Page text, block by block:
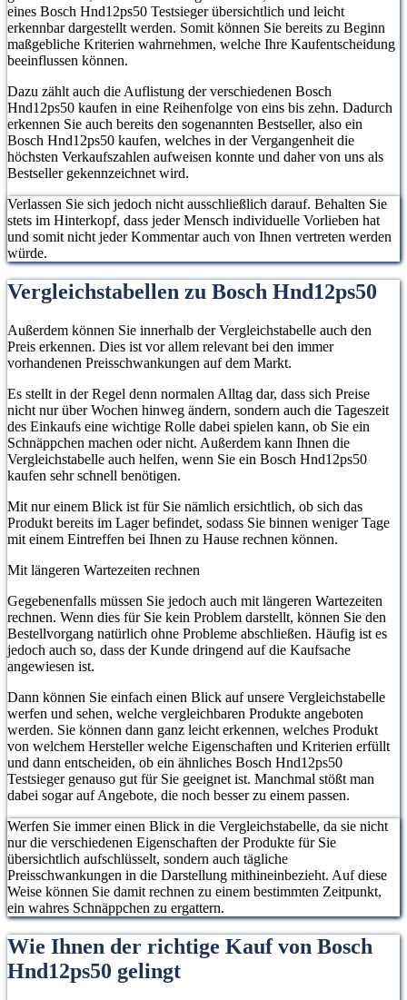
eines Bosch Hnd12ps50 Testsieger übersichtlich und leicht
erkennbar dargestellt werden. Somit können Sie bereits zu Beginn
maßgebliche Kriterien wahrnehmen, welche Ihre Kaufentscheidung
beeinflussen können.
Dazu zählt auch die Auflistung der verschiedenen Bosch
Hnd12ps50 kaufen in eine Reihenfolge von eins bis zehn. Dadurch
erkennen Sie auch bereits den sogenannten Bestseller, also ein
Bosch Hnd12ps50 kaufen, welches in der Vergangenheit die
höchsten Verkaufszahlen aufweisen konnte und daher von uns als
Bestseller gekennzeichnet wird.
Verlassen Sie sich jedoch nicht ausschließlich darauf. Behalten Sie
stets im Hinterkopf, dass jeder Mensch individuelle Vorlieben hat
und somit nicht jeder Kommentar auch von Ihnen vertreten werden
würde.
Vergleichstabellen zu Bosch Hnd12ps50
Außerdem können Sie innerhalb der Vergleichstabelle auch den
Preis erkennen. Dies ist vor allem relevant bei den immer
vorhandenen Preisschwankungen auf dem Markt.
Es stellt in der Regel denn normalen Alltag dar, dass sich Preise
nicht nur über Wochen hinweg ändern, sondern auch die Tageszeit
des Einkaufs eine wichtige Rolle dabei spielen kann, ob Sie ein
Schnäppchen machen oder nicht. Außerdem kann Ihnen die
Vergleichstabelle auch helfen, wenn Sie ein Bosch Hnd12ps50
kaufen sehr schnell benötigen.
Mit nur einem Blick ist für Sie nämlich ersichtlich, ob sich das
Produkt bereits im Lager befindet, sodass Sie binnen weniger Tage
mit einem Eintreffen bei Ihnen zu Hause rechnen können.
Mit längeren Wartezeiten rechnen
Gegebenenfalls müssen Sie jedoch auch mit längeren Wartezeiten
rechnen. Wenn dies für Sie kein Problem darstellt, können Sie den
Bestellvorgang natürlich ohne Probleme abschließen. Häufig ist es
jedoch auch so, dass der Kunde dringend auf die Kaufsache
angewiesen ist.
Dann können Sie einfach einen Blick auf unsere Vergleichstabelle
werfen und sehen, welche vergleichbaren Produkte angeboten
werden. Sie können dann ganz leicht erkennen, welches Produkt
von welchem Hersteller welche Eigenschaften und Kriterien erfüllt
und dann entscheiden, ob ein ähnliches Bosch Hnd12ps50
Testsieger genauso gut für Sie geeignet ist. Manchmal stößt man
dabei sogar auf Angebote, die noch besser zu einem passen.
Werfen Sie immer einen Blick in die Vergleichstabelle, da sie nicht
nur die verschiedenen Eigenschaften der Produkte für Sie
übersichtlich aufschlüsselt, sondern auch tägliche
Preisschwankungen in die Darstellung mithineinbezieht. Auf diese
Weise können Sie damit rechnen zu einem bestimmten Zeitpunkt,
ein wahres Schnäppchen zu ergattern.
Wie Ihnen der richtige Kauf von Bosch
Hnd12ps50 gelingt